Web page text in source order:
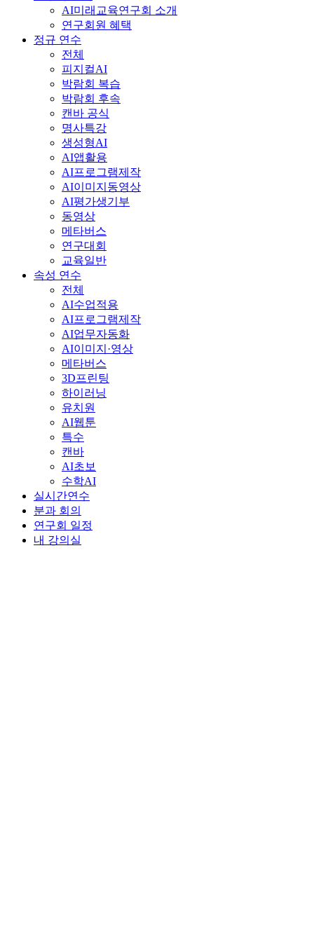
AI수업적용
AI프로그램제작
AI업무자동화
AI이미지·영상
메타버스
3D프린팅
하이러닝
유치원
AI웹툰
특수
캔바
AI초보
수학AI
실시간연수
분과 회의
연구회 일정
내 강의실